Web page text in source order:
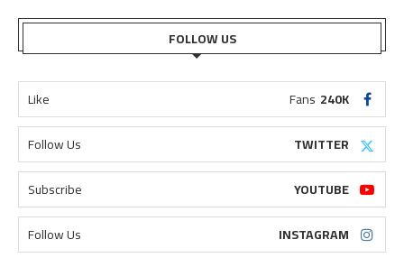
FOLLOW US
240K
Fans
Like
TWITTER
Follow Us
YOUTUBE
Subscribe
INSTAGRAM
Follow Us